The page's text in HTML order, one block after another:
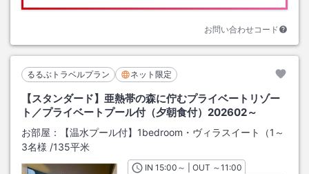
お問い合わせコード
るるぶトラベルプラン ネット限定
【スタンダード】亜熱帯の森に佇むプライベートリゾー
ト／プライベートプール付（夕朝食付）202602～
お部屋：
【温水プール付】1bedroom・ヴィラスイート（1～
3名様 /135平米
INチェックイン
15:00 ～ | OUT チェックアウト
～11:00